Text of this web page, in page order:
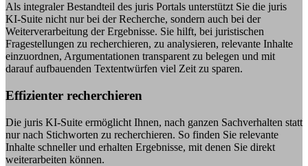
Als integraler Bestandteil des juris Portals unterstützt Sie die juris
KI-Suite nicht nur bei der Recherche, sondern auch bei der
Weiterverarbeitung der Ergebnisse. Sie hilft, bei juristischen
Fragestellungen zu recherchieren, zu analysieren, relevante Inhalte
einzuordnen, Argumentationen transparent zu belegen und mit
darauf aufbauenden Textentwürfen viel Zeit zu sparen.
Effizienter recherchieren
Die juris KI-Suite ermöglicht Ihnen, nach ganzen Sachverhalten statt
nur nach Stichworten zu recherchieren. So finden Sie relevante
Inhalte schneller und erhalten Ergebnisse, mit denen Sie direkt
weiterarbeiten können.